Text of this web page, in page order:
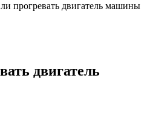
прогревать двигатель машины
двигатель